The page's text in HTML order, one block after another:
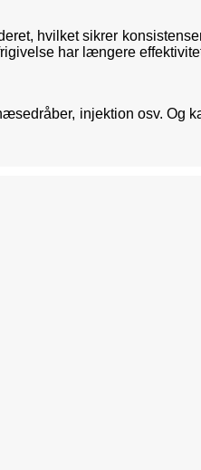
hvilket sikrer
har længere
injektion osv. Og